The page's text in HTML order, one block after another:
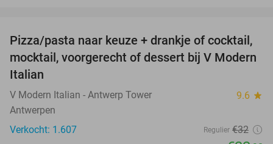
28%
Pizza/pasta naar keuze + drankje of cocktail,
mocktail, voorgerecht of dessert bij V Modern
Italian
V Modern Italian - Antwerp Tower 9.6 star
Antwerpen
Verkocht: 1.607
Regulier €32